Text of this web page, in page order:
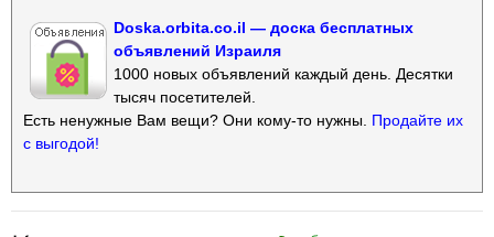
Doska.orbita.co.il — доска бесплатных
объявлений Израиля
1000 новых объявлений каждый день. Десятки
тысяч посетителей.
Есть ненужные Вам вещи? Они кому-то нужны. Продайте их
с выгодой!